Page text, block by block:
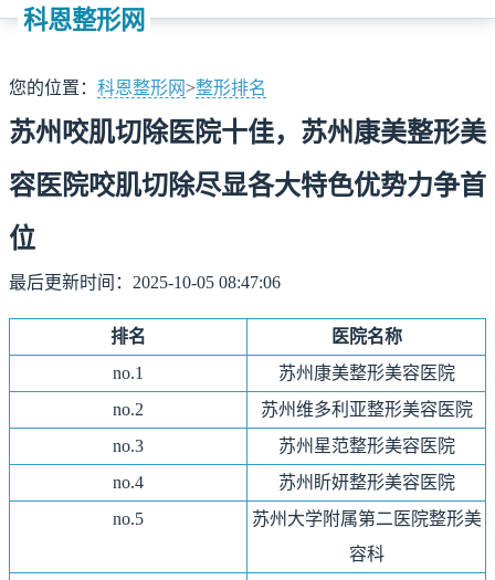
科恩整形网
您的位置： 科恩整形网>整形排名
苏州咬肌切除医院十佳，苏州康美整形美
容医院咬肌切除尽显各大特色优势力争首
位
最后更新时间：2025-10-05 08:47:06
排名
医院名称
no.1
苏州康美整形美容医院
no.2
苏州维多利亚整形美容医院
no.3
苏州星范整形美容医院
no.4
苏州盺妍整形美容医院
no.5
苏州大学附属第二医院整形美
容科